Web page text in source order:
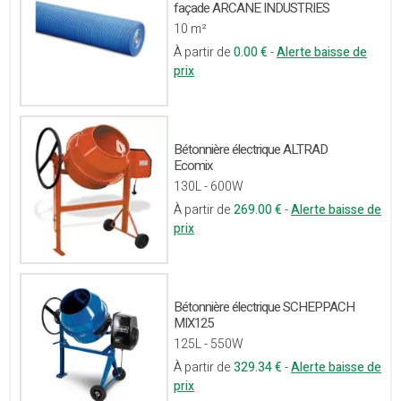
façade ARCANE INDUSTRIES
10 m²
À partir de0.00 €-Alerte baisse de
prix
Bétonnière électrique ALTRAD
Ecomix
130L - 600W
À partir de269.00 €-Alerte baisse de
prix
Bétonnière électrique SCHEPPACH
MIX125
125L - 550W
À partir de329.34 €-Alerte baisse de
prix